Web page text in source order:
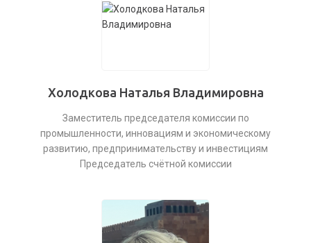
Холодкова Наталья Владимировна
Заместитель председателя комиссии по
промышленности, инновациям и экономическому
развитию, предпринимательству и инвестициям
Председатель счётной комиссии